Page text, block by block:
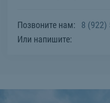
Позвоните нам:
8 (922)
Или напишите: